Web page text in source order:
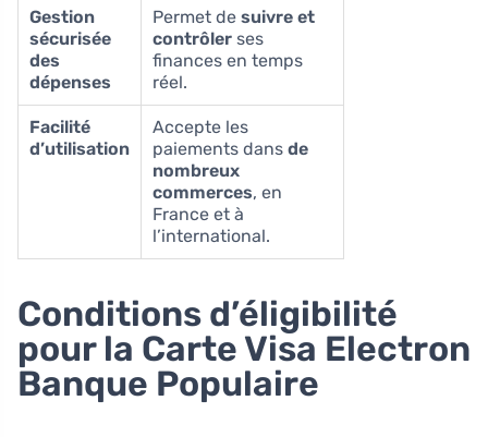
Gestion
sécurisée
des
dépenses
Permet de suivre et
contrôler ses
finances en temps
réel.
Facilité
d’utilisation
Accepte les
paiements dans de
nombreux
commerces, en
France et à
l’international.
Conditions d’éligibilité
pour la Carte Visa Electron
Banque Populaire